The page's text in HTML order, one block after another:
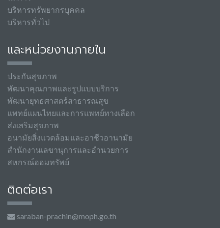
บริหารทรัพยากรบุคคล
บริหารทั่วไป
และหน่วยงานภายใน
ประกันสุขภาพ
พัฒนาคุณภาพและรูปแบบบริการ
พัฒนายุทธศาสตร์สาธารณสุข
แพทย์แผนไทยและการแพทย์ทางเลือก
ส่งเสริมสุขภาพ
อนามัยสิ่งแวดล้อมและอาชีวอานามัย
สำนักงานเลขานุการและอำนวยการ
สหกรณ์ออมทรัพย์
ติดต่อเรา
saraban-prachin@moph.go.th